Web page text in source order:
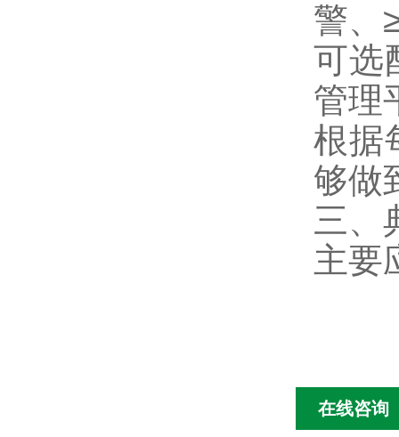
警、
可选
管理
根据
够做
三、
主要
在线咨询